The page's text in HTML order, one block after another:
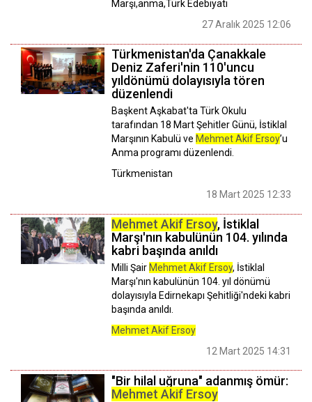
Marşı,anma,Türk Edebiyatı
27 Aralık 2025 12:06
Türkmenistan'da Çanakkale
Deniz Zaferi'nin 110'uncu
yıldönümü dolayısıyla tören
düzenlendi
Başkent Aşkabat'ta Türk Okulu
tarafından 18 Mart Şehitler Günü, İstiklal
Marşının Kabulü ve Mehmet Akif Ersoy’u
Anma programı düzenlendi.
Türkmenistan
18 Mart 2025 12:33
Mehmet Akif Ersoy, İstiklal
Marşı'nın kabulünün 104. yılında
kabri başında anıldı
Milli Şair Mehmet Akif Ersoy, İstiklal
Marşı'nın kabulünün 104. yıl dönümü
dolayısıyla Edirnekapı Şehitliği'ndeki kabri
başında anıldı.
Mehmet Akif Ersoy
12 Mart 2025 14:31
"Bir hilal uğruna" adanmış ömür:
Mehmet Akif Ersoy